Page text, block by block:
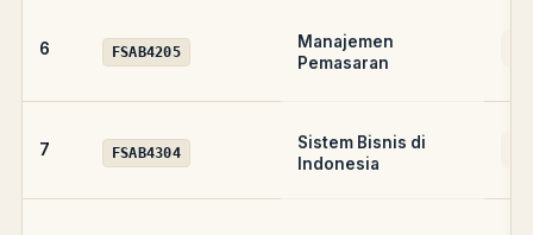
6 FSAB4205
Manajemen
Pemasaran
7 FSAB4304
Sistem Bisnis di
Indonesia